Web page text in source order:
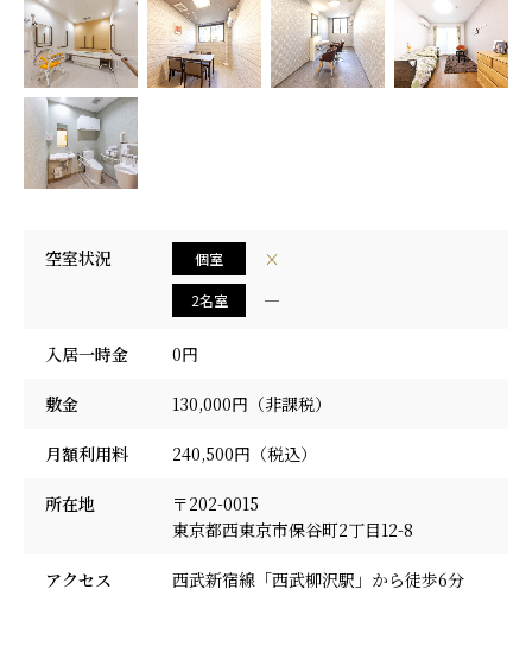
採用情報
空室状況 個室 ×
2名室 ―
入居一時金 0円
敷金 130,000円（非課税）
月額利用料 240,500円（税込）
所在地
〒202-0015
東京都西東京市保谷町2丁目12-8
アクセス 西武新宿線「西武柳沢駅」から徒歩6分